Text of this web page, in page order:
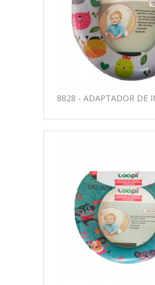
8828 - ADAPTADOR DE